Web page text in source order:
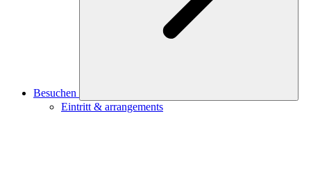
Besuchen
Eintritt & arrangements